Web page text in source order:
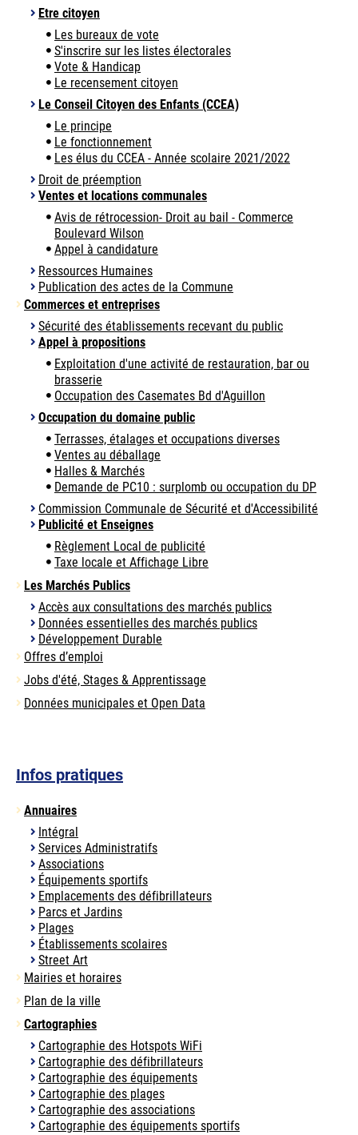
Etre citoyen
Les bureaux de vote
S'inscrire sur les listes électorales
Vote & Handicap
Le recensement citoyen
Le Conseil Citoyen des Enfants (CCEA)
Le principe
Le fonctionnement
Les élus du CCEA - Année scolaire 2021/2022
Droit de préemption
Ventes et locations communales
Avis de rétrocession- Droit au bail - Commerce
Boulevard Wilson
Appel à candidature
Ressources Humaines
Publication des actes de la Commune
Commerces et entreprises
Sécurité des établissements recevant du public
Appel à propositions
Exploitation d'une activité de restauration, bar ou
brasserie
Occupation des Casemates Bd d'Aguillon
Occupation du domaine public
Terrasses, étalages et occupations diverses
Ventes au déballage
Halles & Marchés
Demande de PC10 : surplomb ou occupation du DP
Commission Communale de Sécurité et d'Accessibilité
Publicité et Enseignes
Règlement Local de publicité
Taxe locale et Affichage Libre
Les Marchés Publics
Accès aux consultations des marchés publics
Données essentielles des marchés publics
Développement Durable
Offres d’emploi
Jobs d'été, Stages & Apprentissage
Données municipales et Open Data
Infos pratiques
Annuaires
Intégral
Services Administratifs
Associations
Équipements sportifs
Emplacements des défibrillateurs
Parcs et Jardins
Plages
Établissements scolaires
Street Art
Mairies et horaires
Plan de la ville
Cartographies
Cartographie des Hotspots WiFi
Cartographie des défibrillateurs
Cartographie des équipements
Cartographie des plages
Cartographie des associations
Cartographie des équipements sportifs